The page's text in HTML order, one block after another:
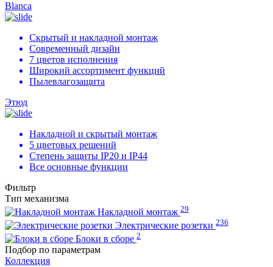
Blanca
Скрытый и накладной монтаж
Современный дизайн
7 цветов исполнения
Широкий ассортимент функций
Пылевлагозащита
Этюд
Накладной и скрытый монтаж
5 цветовых решений
Степень защиты IP20 и IP44
Все основные функции
Фильтр
Тип механизма
Накладной монтаж 29
Электрические розетки 236
Блоки в сборе 2
Подбор по параметрам
Коллекция